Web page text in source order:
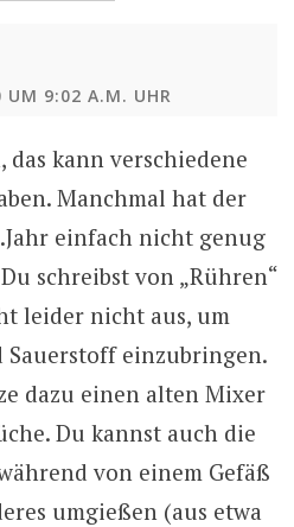
9:02 A.M. UHR
das kann verschiedene
Manchmal hat der
einfach nicht genug
schreibst von „Rühren“
leider nicht aus, um
Sauerstoff einzubringen.
dazu einen alten Mixer
Du kannst auch die
von einem Gefäß
umgießen (aus etwa